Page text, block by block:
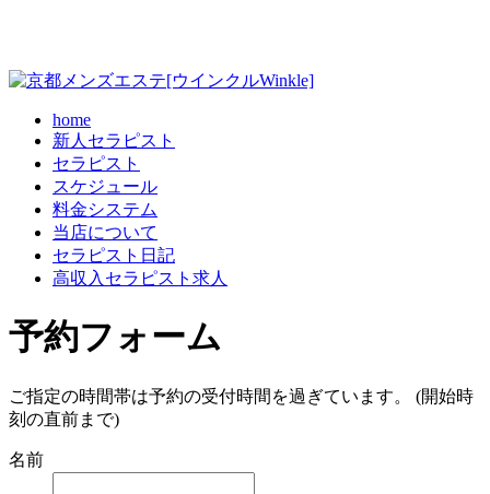
home
新人セラピスト
セラピスト
スケジュール
料金システム
当店について
セラピスト日記
高収入セラピスト求人
予約フォーム
ご指定の時間帯は予約の受付時間を過ぎています。 (開始時
刻の直前まで)
名前